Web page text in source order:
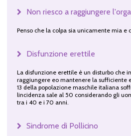
Non riesco a raggiungere
Penso che la colpa sia unicamente mia e
Disfunzione erettile
La disfunzione erettile è un disturbo che
raggiungere eo mantenere la sufficiente
13 della popolazione maschile italiana
lincidenza sale al 50 considerando gli
tra i 40 e i 70 anni.
Sindrome di Pollicino